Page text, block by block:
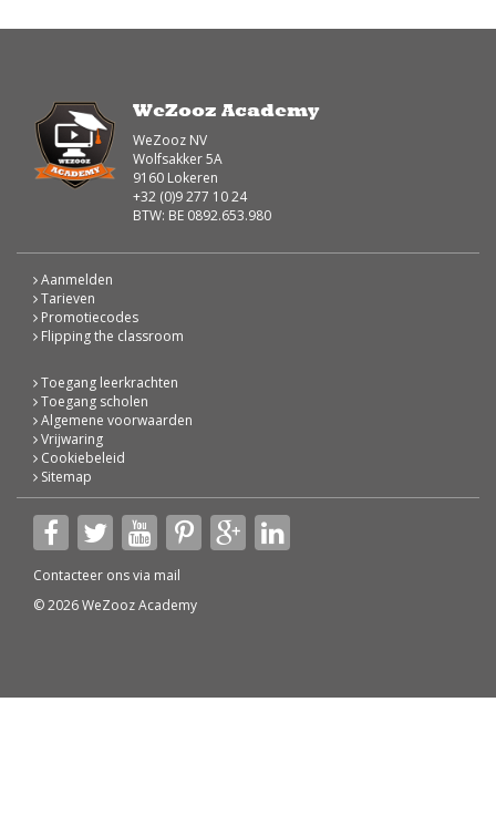
WeZooz Academy
WeZooz NV
Wolfsakker 5A
9160 Lokeren
+32 (0)9 277 10 24
BTW: BE 0892.653.980
Aanmelden
Tarieven
Promotiecodes
Flipping the classroom
Toegang leerkrachten
Toegang scholen
Algemene voorwaarden
Vrijwaring
Cookiebeleid
Sitemap
Contacteer ons via mail
© 2026 WeZooz Academy